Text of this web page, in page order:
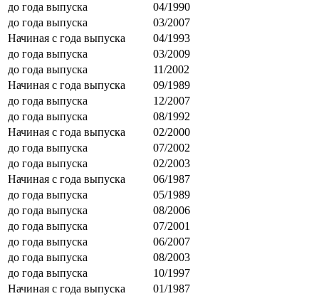
до года выпуска
04/1990
до года выпуска
03/2007
Начиная с года выпуска
04/1993
до года выпуска
03/2009
до года выпуска
11/2002
Начиная с года выпуска
09/1989
до года выпуска
12/2007
до года выпуска
08/1992
Начиная с года выпуска
02/2000
до года выпуска
07/2002
до года выпуска
02/2003
Начиная с года выпуска
06/1987
до года выпуска
05/1989
до года выпуска
08/2006
до года выпуска
07/2001
до года выпуска
06/2007
до года выпуска
08/2003
до года выпуска
10/1997
Начиная с года выпуска
01/1987